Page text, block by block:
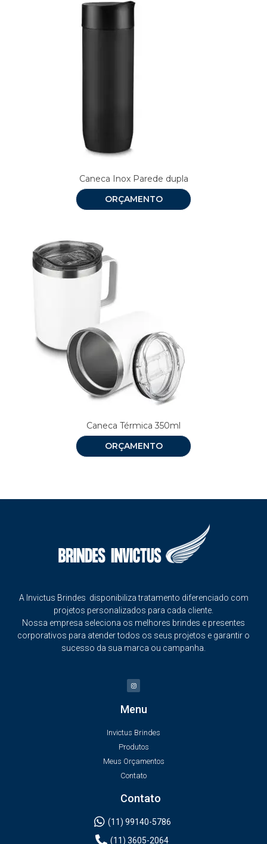
Caneca Inox Parede dupla
ORÇAMENTO
Caneca Térmica 350ml
ORÇAMENTO
A Invictus Brindes disponibiliza tratamento diferenciado com
projetos personalizados para cada cliente.
Nossa empresa seleciona os melhores brindes e presentes
corporativos para atender todos os seus projetos e garantir o
sucesso da sua marca ou campanha.
Menu
Invictus Brindes
Produtos
Meus Orçamentos
Contato
Contato
(11) 99140-5786
(11) 3605-2064